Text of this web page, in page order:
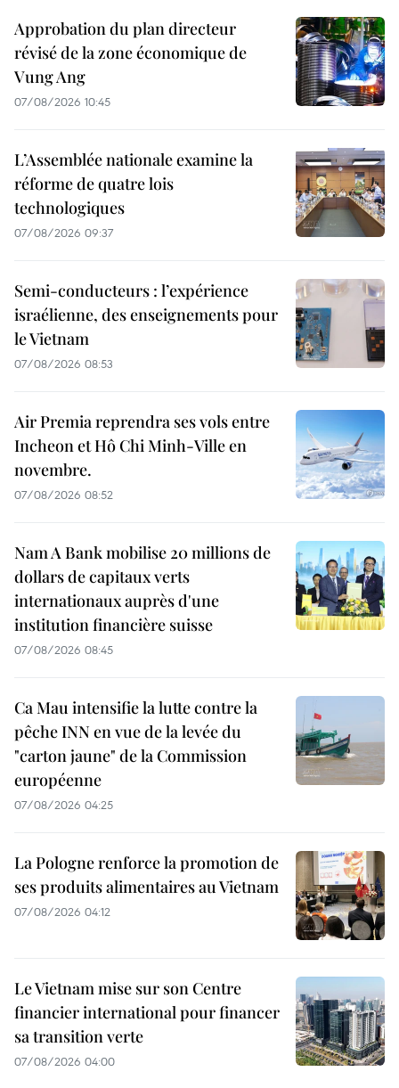
Approbation du plan directeur
révisé de la zone économique de
Vung Ang
07/08/2026 10:45
L’Assemblée nationale examine la
réforme de quatre lois
technologiques
07/08/2026 09:37
Semi-conducteurs : l’expérience
israélienne, des enseignements pour
le Vietnam
07/08/2026 08:53
Air Premia reprendra ses vols entre
Incheon et Hô Chi Minh-Ville en
novembre.
07/08/2026 08:52
Nam A Bank mobilise 20 millions de
dollars de capitaux verts
internationaux auprès d'une
institution financière suisse
07/08/2026 08:45
Ca Mau intensifie la lutte contre la
pêche INN en vue de la levée du
"carton jaune" de la Commission
européenne
07/08/2026 04:25
La Pologne renforce la promotion de
ses produits alimentaires au Vietnam
07/08/2026 04:12
Le Vietnam mise sur son Centre
financier international pour financer
sa transition verte
07/08/2026 04:00